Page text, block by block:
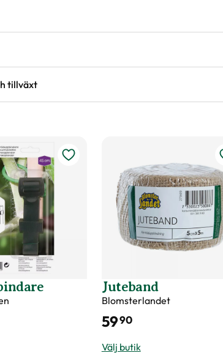
tillväxt
år efter behov på våren.
tas bort efter 2–3 år eller när trädet etablerat sig på
försämra trädets rot- och stamutveckling.
Juteband
Blomsterlandet
5990
Välj butik